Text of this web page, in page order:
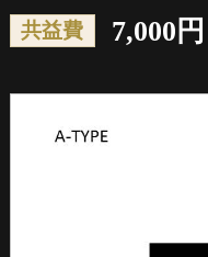
共益費 7,000円